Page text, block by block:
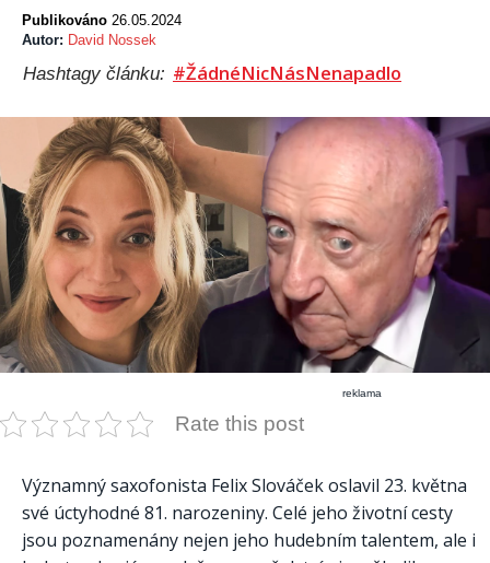
Publikováno 26.05.2024
Autor: David Nossek
Hashtagy článku: #ŽádnéNicNásNenapadlo
reklama
Rate this post
Významný saxofonista Felix Slováček oslavil 23. května
své úctyhodné 81. narozeniny. Celé jeho životní cesty
jsou poznamenány nejen jeho hudebním talentem, ale i